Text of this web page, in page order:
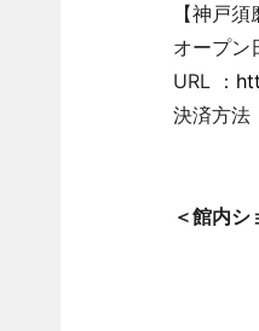
【神戸
オープン
URL ：
決済方法
・
＜館内